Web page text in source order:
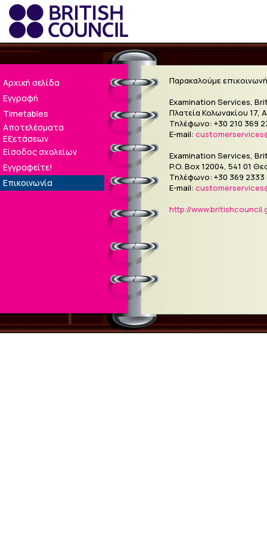
Αρχική σελίδα
Εγγραφή
Timetables
Αποτελέσματα
Εξετάσεων
Είσοδος σχολείων
Εγγραφείτε!
Επικοινωνία
Παρακαλούμε
Examination Services,
Πλατεία Κολωνακίου 17,
Τηλέφωνο: +30 210 369
E-mail:
Examination Services,
P.O. Box 12004, 541 01
Τηλέφωνο: +30 369
E-mail:
http://